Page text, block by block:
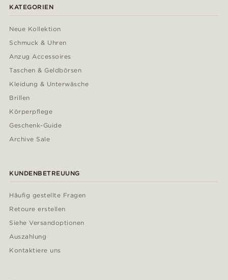
KATEGORIEN
Neue Kollektion
Schmuck & Uhren
Anzug Accessoires
Taschen & Geldbörsen
Kleidung & Unterwäsche
Brillen
Körperpflege
Geschenk-Guide
Archive Sale
KUNDENBETREUUNG
Häufig gestellte Fragen
Retoure erstellen
Siehe Versandoptionen
Auszahlung
Kontaktiere uns